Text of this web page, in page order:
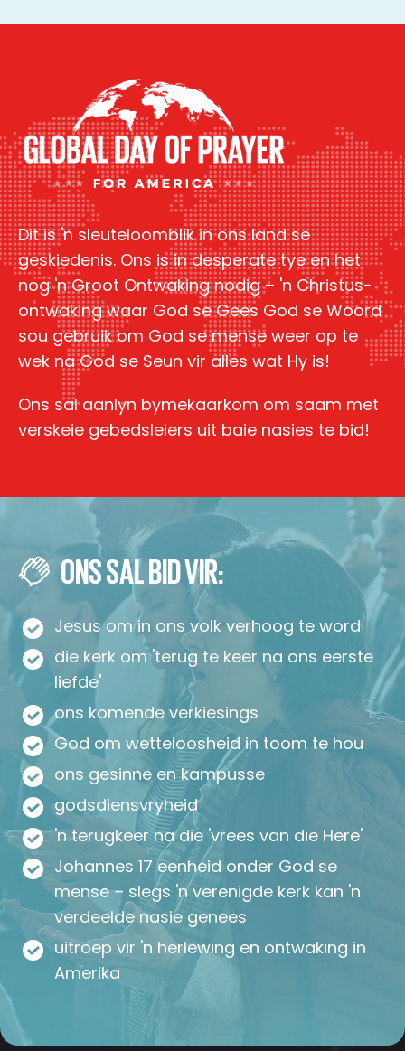
Dit is 'n sleuteloomblik in ons land se
geskiedenis. Ons is in desperate tye en het
nog 'n Groot Ontwaking nodig – 'n Christus-
ontwaking waar God se Gees God se Woord
sou gebruik om God se mense weer op te
wek na God se Seun vir alles wat Hy is!
Ons sal aanlyn bymekaarkom om saam met
verskeie gebedsleiers uit baie nasies te bid!
ONS SAL BID VIR:
Jesus om in ons volk verhoog te word
die kerk om 'terug te keer na ons eerste
liefde'
ons komende verkiesings
God om wetteloosheid in toom te hou
ons gesinne en kampusse
godsdiensvryheid
'n terugkeer na die 'vrees van die Here'
Johannes 17 eenheid onder God se
mense – slegs 'n verenigde kerk kan 'n
verdeelde nasie genees
uitroep vir 'n herlewing en ontwaking in
Amerika